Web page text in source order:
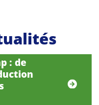
: de